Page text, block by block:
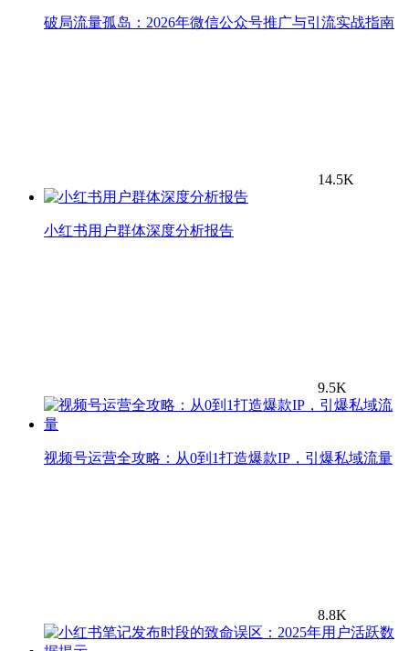
破局流量孤岛：2026年微信公众号推广与引流实战指南
14.5K
小红书用户群体深度分析报告
9.5K
视频号运营全攻略：从0到1打造爆款IP，引爆私域流量
8.8K